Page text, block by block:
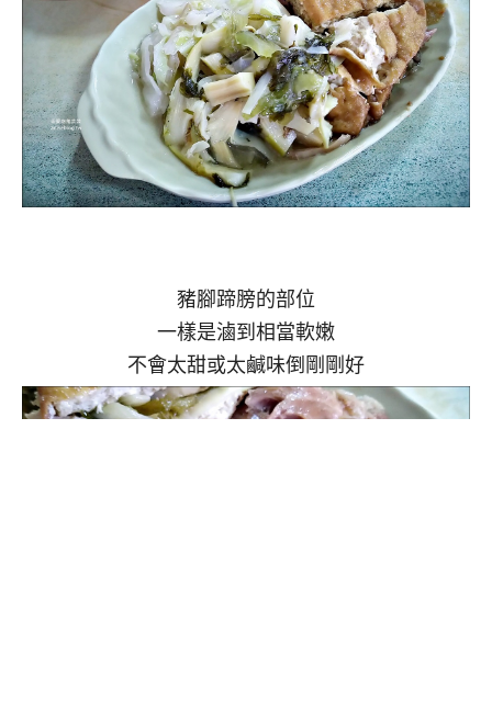
豬腳蹄膀的部位
一樣是滷到相當軟嫩
不會太甜或太鹹味倒剛剛好